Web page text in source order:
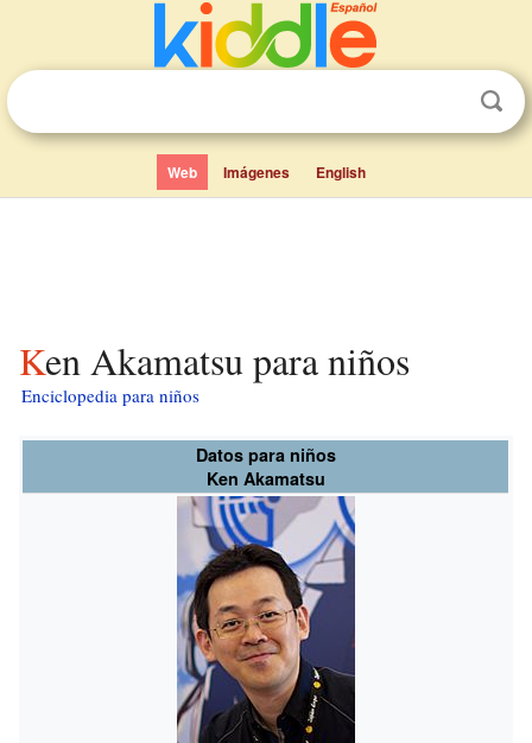
Web Imágenes English
Ken Akamatsu para niños
Enciclopedia para niños
Datos para niños
Ken Akamatsu